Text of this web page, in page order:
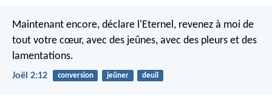
Maintenant encore, déclare l'Eternel, revenez à moi de
tout votre cœur, avec des jeûnes, avec des pleurs et des
lamentations.
Joël 2:12 conversion jeûner deuil